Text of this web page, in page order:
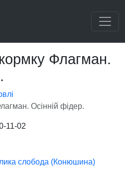
Флагман.
Осінній фідер.
11-02
слобода (Конюшина)